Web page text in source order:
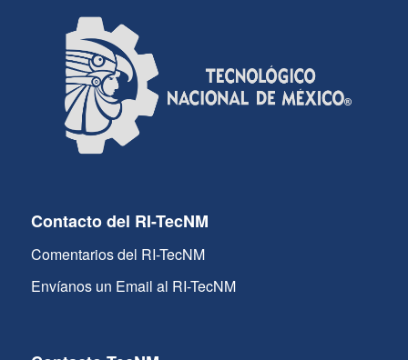
Contacto del RI-TecNM
Comentarios del RI-TecNM
Envíanos un Email al RI-TecNM